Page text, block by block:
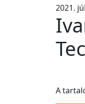
2021.
A